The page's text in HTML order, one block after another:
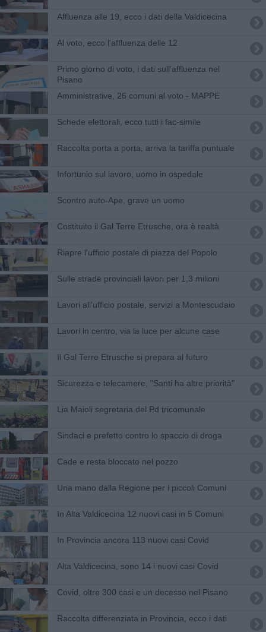
Affluenza alle 19, ecco i dati della Valdicecina
Al voto, ecco l'affluenza delle 12
Primo giorno di voto, i dati sull'affluenza nel
Pisano
Amministrative, 26 comuni al voto - MAPPE
Schede elettorali, ecco tutti i fac-simile
Raccolta porta a porta, arriva la tariffa puntuale
Infortunio sul lavoro, uomo in ospedale
Scontro auto-Ape, grave un uomo
Costituito il Gal Terre Etrusche, ora è realtà
Riapre l'ufficio postale di piazza del Popolo
Sulle strade provinciali lavori per 1,3 milioni
Lavori all'ufficio postale, servizi a Montescudaio
Lavori in centro, via la luce per alcune case
Il Gal Terre Etrusche si prepara al futuro
Sicurezza e telecamere, "Santi ha altre priorità"
Lia Maioli segretaria del Pd tricomunale
Sindaci e prefetto contro lo spaccio di droga
Cade e resta bloccato nel pozzo
Una mano dalla Regione per i piccoli Comuni
In Alta Valdicecina 12 nuovi casi in 5 Comuni
In Provincia ancora 113 nuovi casi Covid
Alta Valdicecina, sono 14 i nuovi casi Covid
Covid, oltre 300 casi e un decesso nel Pisano
Raccolta differenziata in Provincia, ecco i dati